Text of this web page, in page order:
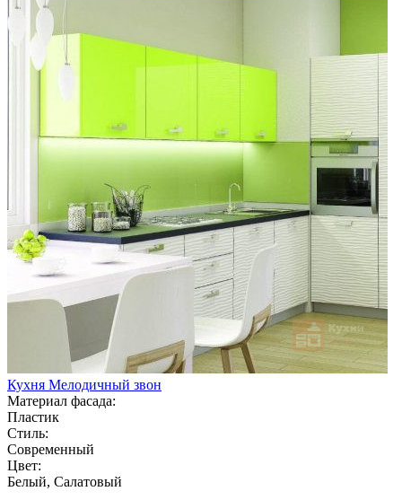
Кухня Мелодичный звон
Материал фасада:
Пластик
Стиль:
Современный
Цвет:
Белый, Салатовый